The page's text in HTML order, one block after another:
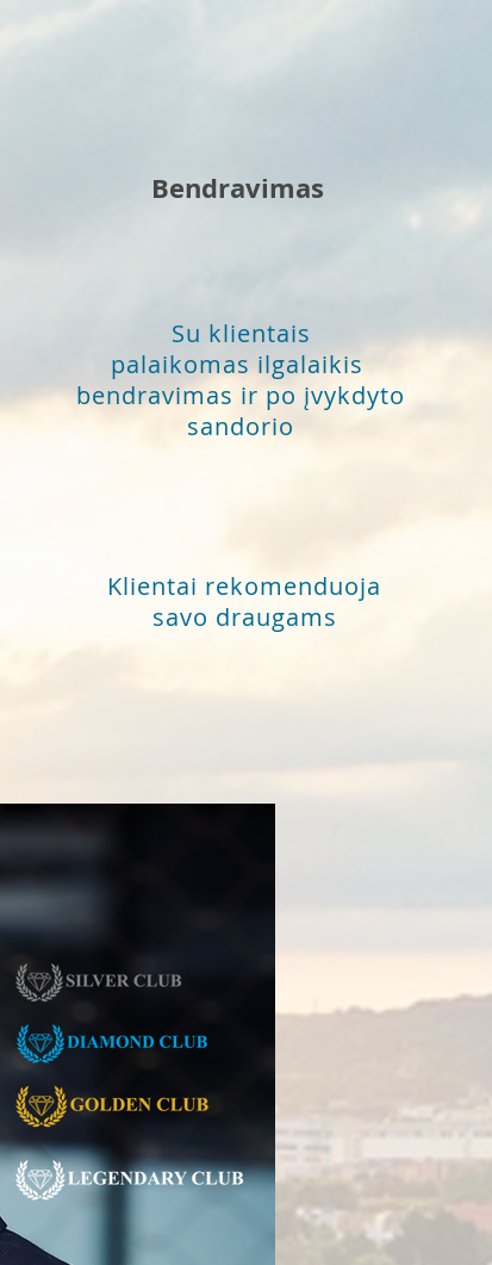
Bendravimas
Su klientais
palaikomas ilgalaikis
bendravimas ir po įvykdyto
sandorio
Klientai rekomenduoja
savo draugams